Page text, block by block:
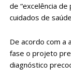
de “excelência
cuidados de
De acordo com a
fase o projeto
diagnóstico